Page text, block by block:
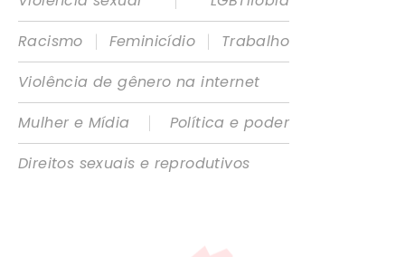
Racismo
| Feminicídio |
Trabalho
Violência de gênero na internet
Mulher e Mídia
|
Política e poder
Direitos sexuais e reprodutivos